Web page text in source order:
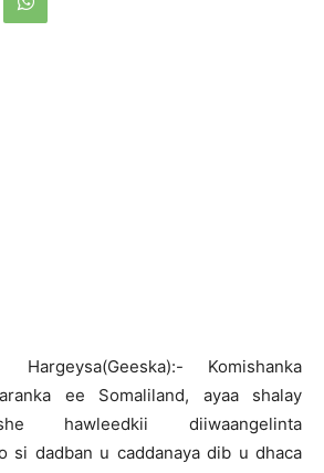
Hargeysa(Geeska):- Komishanka
ee Somaliland, ayaa shalay
hawleedkii diiwaangelinta
si dadban u caddanaya dib u dhaca